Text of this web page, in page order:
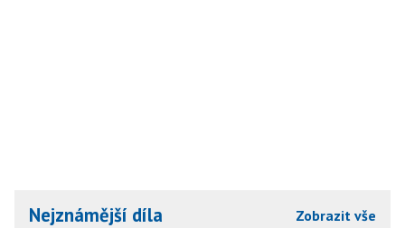
Nejznámější díla Zobrazit vše